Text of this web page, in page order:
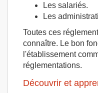
Les salariés.
Les
Toutes ces
connaître. Le bon
l'établissement
réglementations.
Découvrir et